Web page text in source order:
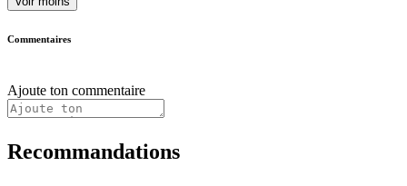
Commentaires
Ajoute ton commentaire
Recommandations